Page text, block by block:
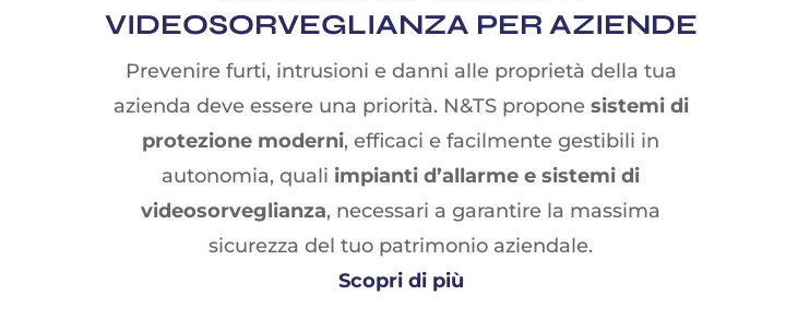
VIDEOSORVEGLIANZA PER AZIENDE
Prevenire furti, intrusioni e danni alle proprietà della tua
azienda deve essere una priorità. N&TS propone sistemi di
protezione moderni, efficaci e facilmente gestibili in
autonomia, quali impianti d’allarme e sistemi di
videosorveglianza, necessari a garantire la massima
sicurezza del tuo patrimonio aziendale.
Scopri di più